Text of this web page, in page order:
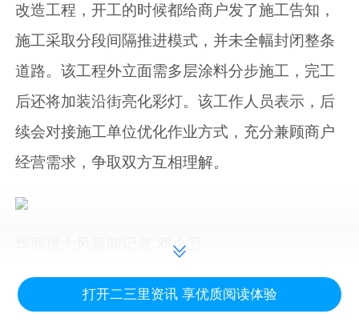
改造工程，开工的时候都给商户发了施工告知，
施工采取分段间隔推进模式，并未全幅封闭整条
道路。该工程外立面需多层涂料分步施工，完工
后还将加装沿街亮化彩灯。该工作人员表示，后
续会对接施工单位优化作业方式，充分兼顾商户
经营需求，争取双方互相理解。
华商报大风新闻记者 邓小卫
编辑 李婧 打开二三里资讯 享优质阅读体验